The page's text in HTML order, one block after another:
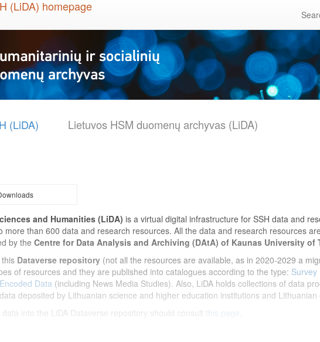
(LiDA) Lietuvos HSM duomenų archyvas (LiDA)
and Humanities (LiDA) is a virtual digital infrastructure for SSH data and
more than 600 data and research resources. All the data and research resources
by the Centre for Data Analysis and Archiving (DAtA) of Kaunas University of
Dataverse repository (not all the resources are available, as in 2020-2029 a
of resources and they are published into catalogues according to the type: Survey
Encoded Data (including News Media Studies). Also, LiDA holds collections of data
deposited by Lithuanian science and higher education institutions and
into the LiDA Dataverse repository should consult this page